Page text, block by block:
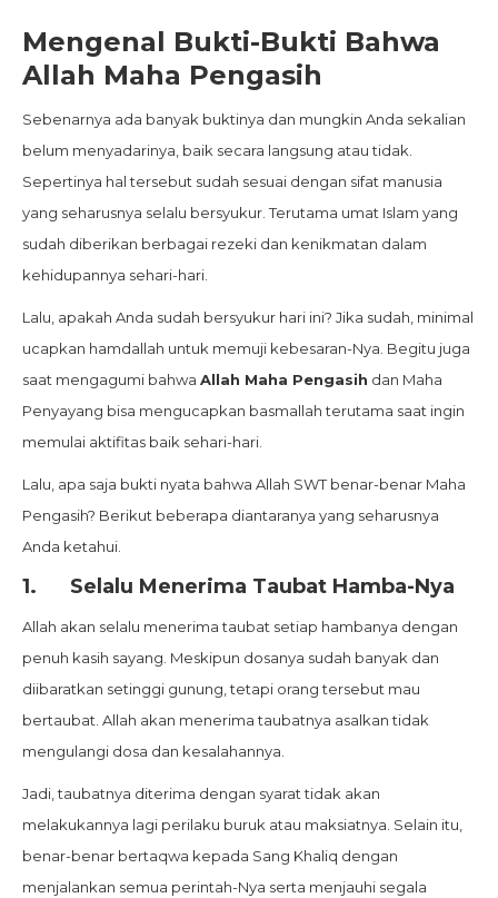
Mengenal Bukti-Bukti Bahwa
Allah Maha Pengasih
Sebenarnya ada banyak buktinya dan mungkin Anda sekalian
belum menyadarinya, baik secara langsung atau tidak.
Sepertinya hal tersebut sudah sesuai dengan sifat manusia
yang seharusnya selalu bersyukur. Terutama umat Islam yang
sudah diberikan berbagai rezeki dan kenikmatan dalam
kehidupannya sehari-hari.
Lalu, apakah Anda sudah bersyukur hari ini? Jika sudah, minimal
ucapkan hamdallah untuk memuji kebesaran-Nya. Begitu juga
saat mengagumi bahwa Allah Maha Pengasih dan Maha
Penyayang bisa mengucapkan basmallah terutama saat ingin
memulai aktifitas baik sehari-hari.
Lalu, apa saja bukti nyata bahwa Allah SWT benar-benar Maha
Pengasih? Berikut beberapa diantaranya yang seharusnya
Anda ketahui.
1. Selalu Menerima Taubat Hamba-Nya
Allah akan selalu menerima taubat setiap hambanya dengan
penuh kasih sayang. Meskipun dosanya sudah banyak dan
diibaratkan setinggi gunung, tetapi orang tersebut mau
bertaubat. Allah akan menerima taubatnya asalkan tidak
mengulangi dosa dan kesalahannya.
Jadi, taubatnya diterima dengan syarat tidak akan
melakukannya lagi perilaku buruk atau maksiatnya. Selain itu,
benar-benar bertaqwa kepada Sang Khaliq dengan
menjalankan semua perintah-Nya serta menjauhi segala